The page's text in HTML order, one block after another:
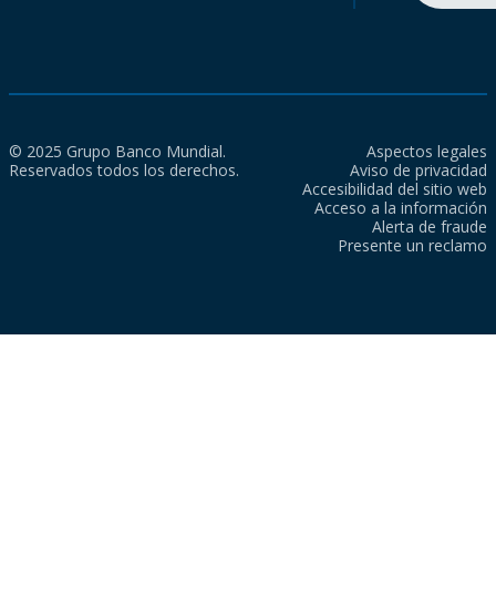
© 2025 Grupo Banco Mundial.
Reservados todos los derechos.
Aspectos legales
Aviso de privacidad
Accesibilidad del sitio web
Acceso a la información
Alerta de fraude
Presente un reclamo